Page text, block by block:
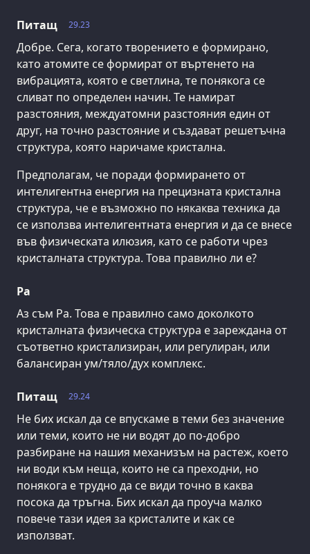
29.23
Питащ
Добре. Сега, когато творението е формирано,
като атомите се формират от въртенето на
вибрацията, която е светлина, те понякога се
сливат по определен начин. Те намират
разстояния, междуатомни разстояния един от
друг, на точно разстояние и създават решетъчна
структура, която наричаме кристална.
Предполагам, че поради формирането от
интелигентна енергия на прецизната кристална
структура, че е възможно по някаква техника да
се използва интелигентната енергия и да се внесе
във физическата илюзия, като се работи чрез
кристалната структура. Това правилно ли е?
Ра
Аз съм Ра. Това е правилно само доколкото
кристалната физическа структура е зареждана от
съответно кристализиран, или регулиран, или
балансиран ум/тяло/дух комплекс.
29.24
Питащ
Не бих искал да се впускаме в теми без значение
или теми, които не ни водят до по-добро
разбиране на нашия механизъм на растеж, което
ни води към неща, които не са преходни, но
понякога е трудно да се види точно в каква
посока да тръгна. Бих искал да проуча малко
повече тази идея за кристалите и как се
използват.